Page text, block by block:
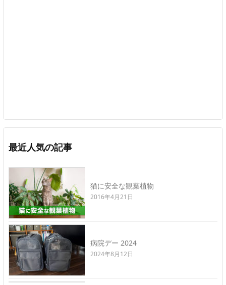
最近人気の記事
猫に安全な観葉植物
2016年4月21日
病院デー 2024
2024年8月12日